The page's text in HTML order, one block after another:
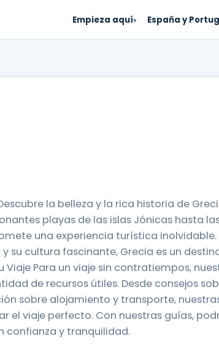
Empieza aquí▾ España y
la belleza y la rica historia de
playas de las islas Jónicas hasta
una experiencia turística
su cultura fascinante, Grecia es un
Viaje Para un viaje sin contratiempos,
de recursos útiles. Desde consejos
sobre alojamiento y transporte,
el viaje perfecto. Con nuestras guías,
confianza y tranquilidad.